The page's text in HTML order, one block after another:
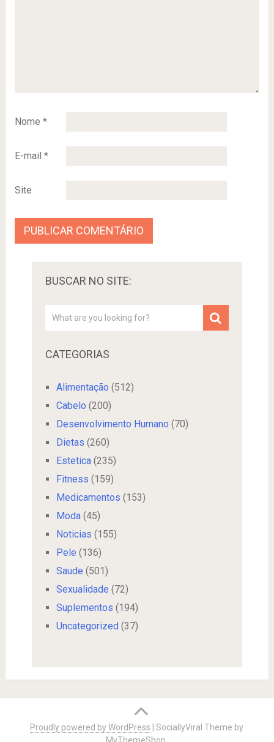
Nome *
E-mail *
Site
BUSCAR NO SITE:
CATEGORIAS
Alimentação (512)
Cabelo (200)
Desenvolvimento Humano (70)
Dietas (260)
Estetica(235)
Fitness (159)
Medicamentos (153)
Moda(45)
Noticias (155)
Pele (136)
Saude (501)
Sexualidade (72)
Suplementos (194)
Uncategorized (37)
Proudly powered by WordPress |SociallyViral Theme by
MyThemeShop